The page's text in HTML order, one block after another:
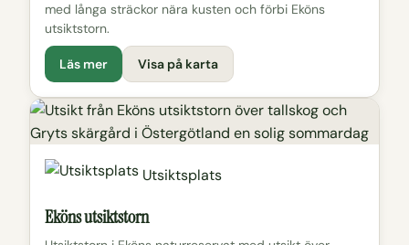
med långa sträckor nära kusten och förbi Eköns
utsiktstorn.
Läs mer Visa på karta
Utsiktsplats
Eköns utsiktstorn